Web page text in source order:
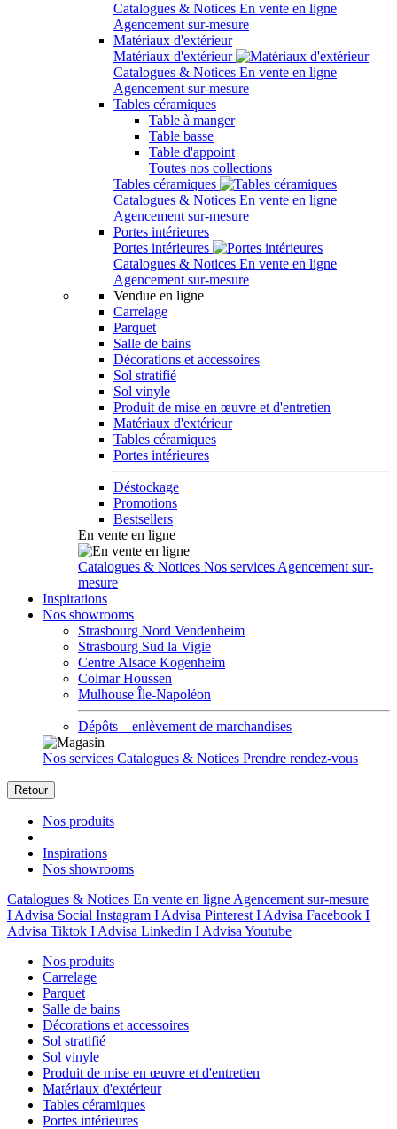
Catalogues & Notices En vente en ligne
Agencement sur-mesure
Matériaux d'extérieur
Matériaux d'extérieur
Catalogues & Notices En vente en ligne
Agencement sur-mesure
Tables céramiques
Table à manger
Table basse
Table d'appoint
Toutes nos collections
Tables céramiques
Catalogues & Notices En vente en ligne
Agencement sur-mesure
Portes intérieures
Portes intérieures
Catalogues & Notices En vente en ligne
Agencement sur-mesure
Vendue en ligne
Carrelage
Parquet
Salle de bains
Décorations et accessoires
Sol stratifié
Sol vinyle
Produit de mise en œuvre et d'entretien
Matériaux d'extérieur
Tables céramiques
Portes intérieures
Déstockage
Promotions
Bestsellers
En vente en ligne
Catalogues & Notices Nos services Agencement sur-
mesure
Inspirations
Nos showrooms
Strasbourg Nord Vendenheim
Strasbourg Sud la Vigie
Centre Alsace Kogenheim
Colmar Houssen
Mulhouse Île-Napoléon
Dépôts – enlèvement de marchandises
Nos services Catalogues & Notices Prendre rendez-vous
Retour
Nos produits
Inspirations
Nos showrooms
Catalogues & Notices En vente en ligne Agencement sur-mesure
I Advisa Social Instagram I Advisa Pinterest I Advisa Facebook I
Advisa Tiktok I Advisa Linkedin I Advisa Youtube
Nos produits
Carrelage
Parquet
Salle de bains
Décorations et accessoires
Sol stratifié
Sol vinyle
Produit de mise en œuvre et d'entretien
Matériaux d'extérieur
Tables céramiques
Portes intérieures